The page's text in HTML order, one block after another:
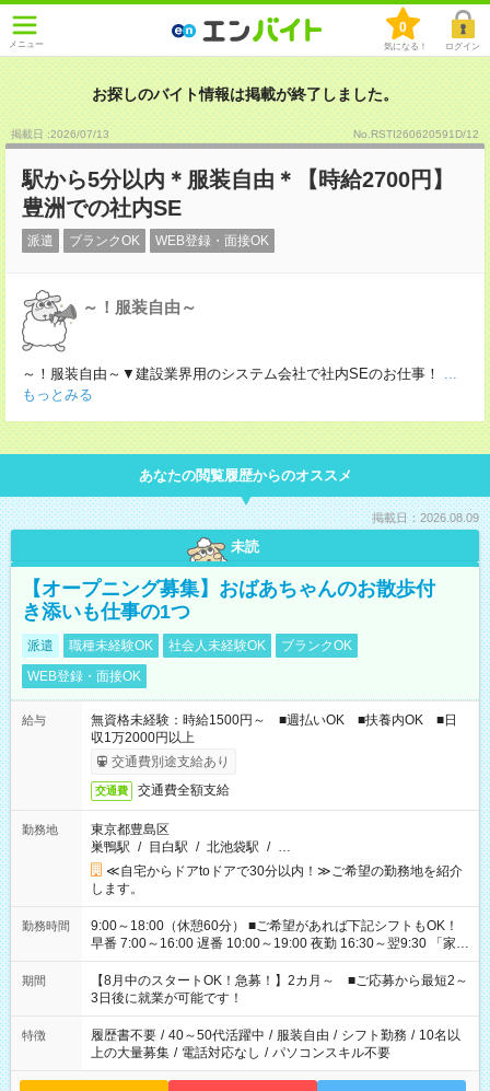
メニュー
0
気になる！ ログイン
お探しのバイト情報は掲載が終了しました。
掲載日 :2026/07/13 No.RSTI260620591D/12
駅から5分以内＊服装自由＊【時給2700円】
豊洲での社内SE
派遣 ブランクOK WEB登録・面接OK
～！服装自由～
～！服装自由～▼建設業界用のシステム会社で社内SEのお仕事！
...
もっとみる
あなたの閲覧履歴からのオススメ
掲載日：2026.08.09
未読
【オープニング募集】おばあちゃんのお散歩付
き添いも仕事の1つ
派遣 職種未経験OK 社会人未経験OK
ブランクOK
WEB登録・面接OK
給与
無資格未経験：時給1500円～ ■週払いOK ■扶養内OK ■日
収1万2000円以上
交通費別途支給あり
交通費 交通費全額支給
勤務地
東京都豊島区
巣鴨駅 / 目白駅 / 北池袋駅 / …
≪自宅からドアtoドアで30分以内！≫ご希望の勤務地を紹介
します。
勤務時間
9:00～18:00（休憩60分） ■ご希望があれば下記シフトもOK！
早番 7:00～16:00 遅番 10:00～19:00 夜勤 16:30～翌9:30 「家族
と休みを合わせたい」 「余裕を持って夕飯の準備がしたい」
「できれば残業はしたくない」 など、ご希望を教えてください
ね。 ※Wワーク希望の方へ 今ご覧のお仕事で希望する勤務時間
と、もう1つのお仕事の勤務時間。 合計で週40時間を超える場
合は応募できません。
期間
【8月中のスタートOK！急募！】2カ月～ ■ご応募から最短2～
3日後に就業が可能です！
特徴 履歴書不要 / 40～50代活躍中 / 服装自由 / シフト勤務 / 10名以
上の大量募集 / 電話対応なし / パソコンスキル不要